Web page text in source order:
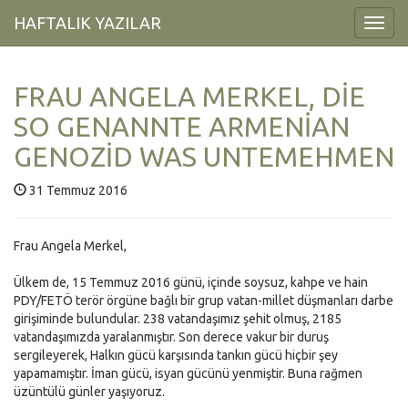
HAFTALIK YAZILAR
FRAU ANGELA MERKEL, DİE
SO GENANNTE ARMENİAN
GENOZİD WAS UNTEMEHMEN
31 Temmuz 2016
Frau Angela Merkel,
Ülkem de, 15 Temmuz 2016 günü, içinde soysuz, kahpe ve hain
PDY/FETÖ terör örgüne bağlı bir grup vatan-millet düşmanları darbe
girişiminde bulundular. 238 vatandaşımız şehit olmuş, 2185
vatandaşımızda yaralanmıştır. Son derece vakur bir duruş
sergileyerek, Halkın gücü karşısında tankın gücü hiçbir şey
yapamamıştır. İman gücü, isyan gücünü yenmiştir. Buna rağmen
üzüntülü günler yaşıyoruz.